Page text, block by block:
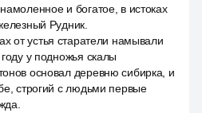
и богатое, в истоках
Рудник.
от устья старатели намывали
у подножья скалы
основал деревню сибирка, и
строгий с людьми первые